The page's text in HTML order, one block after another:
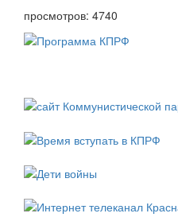
просмотров: 4740